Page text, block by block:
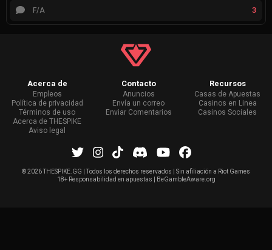
F/A 3
Acerca de
Empleos
Política de privacidad
Términos de uso
Acerca de THESPIKE
Aviso legal
Contacto
Anuncios
Envía un correo
Enviar Comentarios
Recursos
Casas de Apuestas
Casinos en Linea
Casinos Sociales
©2026 THESPIKE.GG | Todos los derechos reservados | Sin afiliación a Riot Games
18+ Responsabilidad en apuestas | BeGambleAware.org